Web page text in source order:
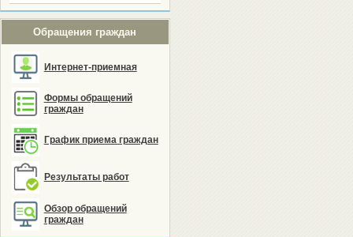
Обращения граждан
Интернет-приемная
Формы обращений
граждан
График приема граждан
Результаты работ
Обзор обращений
граждан